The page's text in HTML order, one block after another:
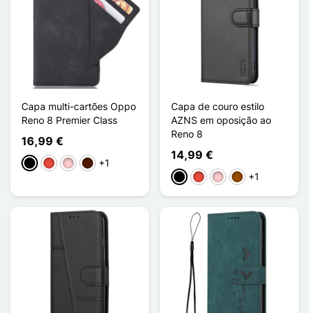
Capa multi-cartões Oppo
Reno 8 Premier Class
16,99 €
PretoVermelho
RosaCastanho escuro
+1
Capa de couro estilo
AZNS em oposição ao
Reno 8
14,99 €
PretoVermelho
RosaCastanho
+1